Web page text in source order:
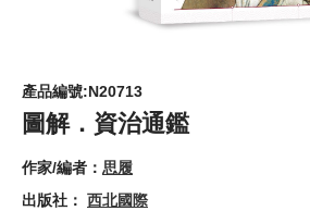
產品編號:N20713
圖解．資治通鑑
作家/編者： 思履
出版社： 西北國際